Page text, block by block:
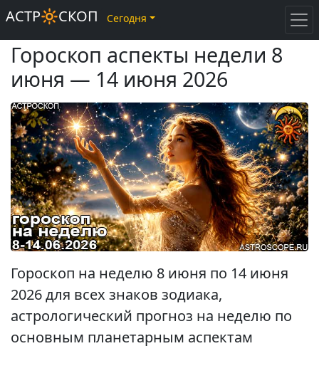
Гороскоп аспекты недели 8
июня — 14 июня 2026
Гороскоп на неделю 8 июня по 14 июня
2026 для всех знаков зодиака,
астрологический прогноз на неделю по
основным планетарным аспектам
АСТР🔆СКОП Сегодня